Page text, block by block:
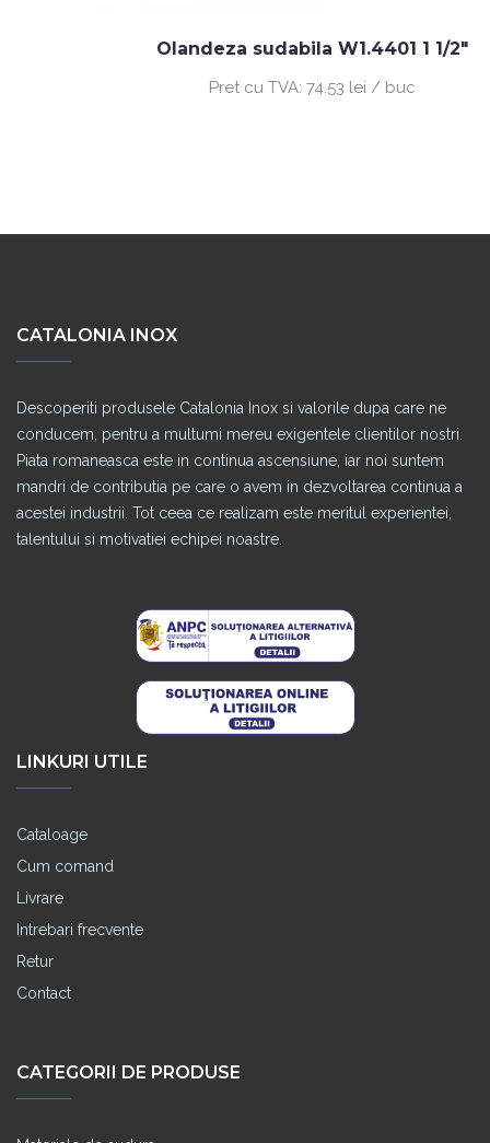
Olandeza sudabila W1.4401 1 1/2"
Pret cu TVA:74.53 lei / buc
CATALONIA INOX
Descoperiti produsele Catalonia Inox si valorile dupa care ne
conducem, pentru a multumi mereu exigentele clientilor nostri.
Piata romaneasca este in continua ascensiune, iar noi suntem
mandri de contributia pe care o avem in dezvoltarea continua a
acestei industrii. Tot ceea ce realizam este meritul experientei,
talentului si motivatiei echipei noastre.
LINKURI UTILE
Cataloage
Cum comand
Livrare
Intrebari frecvente
Retur
Contact
CATEGORII DE PRODUSE